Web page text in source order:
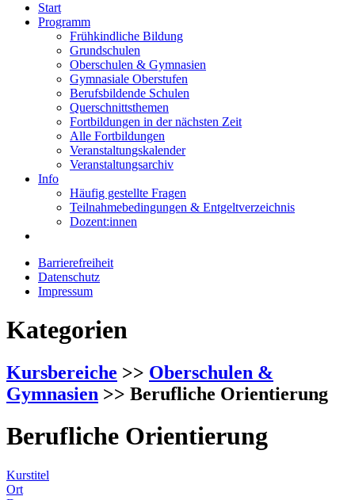
Start
Programm
Frühkindliche Bildung
Grundschulen
Oberschulen & Gymnasien
Gymnasiale Oberstufen
Berufsbildende Schulen
Querschnittsthemen
Fortbildungen in der nächsten Zeit
Alle Fortbildungen
Veranstaltungskalender
Veranstaltungsarchiv
Info
Häufig gestellte Fragen
Teilnahmebedingungen & Entgeltverzeichnis
Dozent:innen
Barrierefreiheit
Datenschutz
Impressum
Kategorien
Kursbereiche >> Oberschulen &
Gymnasien >> Berufliche Orientierung
Berufliche Orientierung
Kurstitel
Ort